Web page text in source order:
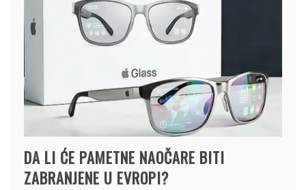
DA LI ĆE PAMETNE NAOČARE BITI
ZABRANJENE U EVROPI?